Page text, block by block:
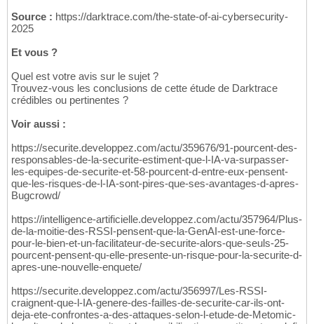
Source : https://darktrace.com/the-state-of-ai-cybersecurity-
2025
Et vous ?
Quel est votre avis sur le sujet ?
Trouvez-vous les conclusions de cette étude de Darktrace
crédibles ou pertinentes ?
Voir aussi :
https://securite.developpez.com/actu/359676/91-pourcent-des-
responsables-de-la-securite-estiment-que-l-IA-va-surpasser-
les-equipes-de-securite-et-58-pourcent-d-entre-eux-pensent-
que-les-risques-de-l-IA-sont-pires-que-ses-avantages-d-apres-
Bugcrowd/
https://intelligence-artificielle.developpez.com/actu/357964/Plus-
de-la-moitie-des-RSSI-pensent-que-la-GenAI-est-une-force-
pour-le-bien-et-un-facilitateur-de-securite-alors-que-seuls-25-
pourcent-pensent-qu-elle-presente-un-risque-pour-la-securite-d-
apres-une-nouvelle-enquete/
https://securite.developpez.com/actu/356997/Les-RSSI-
craignent-que-l-IA-genere-des-failles-de-securite-car-ils-ont-
deja-ete-confrontes-a-des-attaques-selon-l-etude-de-Metomic-